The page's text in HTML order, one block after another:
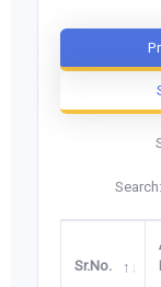
Search:
Sr.No.